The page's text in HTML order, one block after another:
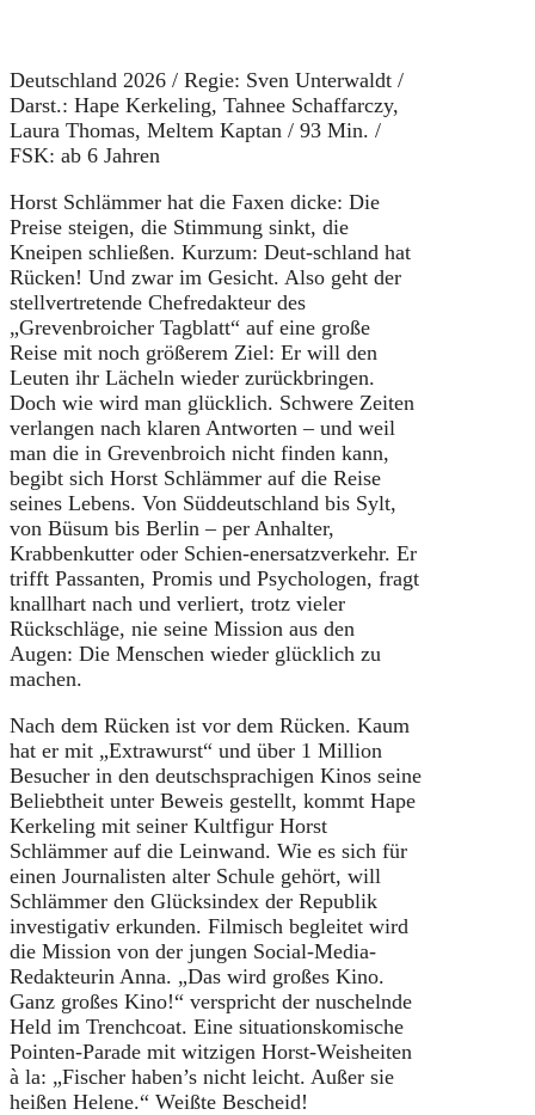
Deutschland 2026 / Regie: Sven Unterwaldt /
Darst.: Hape Kerkeling, Tahnee Schaffarczy,
Laura Thomas, Meltem Kaptan / 93 Min. /
FSK: ab 6 Jahren
Horst Schlämmer hat die Faxen dicke: Die
Preise steigen, die Stimmung sinkt, die
Kneipen schließen. Kurzum: Deut-schland hat
Rücken! Und zwar im Gesicht. Also geht der
stellvertretende Chefredakteur des
„Grevenbroicher Tagblatt“ auf eine große
Reise mit noch größerem Ziel: Er will den
Leuten ihr Lächeln wieder zurückbringen.
Doch wie wird man glücklich. Schwere Zeiten
verlangen nach klaren Antworten – und weil
man die in Grevenbroich nicht finden kann,
begibt sich Horst Schlämmer auf die Reise
seines Lebens. Von Süddeutschland bis Sylt,
von Büsum bis Berlin – per Anhalter,
Krabbenkutter oder Schien-enersatzverkehr. Er
trifft Passanten, Promis und Psychologen, fragt
knallhart nach und verliert, trotz vieler
Rückschläge, nie seine Mission aus den
Augen: Die Menschen wieder glücklich zu
machen.
Nach dem Rücken ist vor dem Rücken. Kaum
hat er mit „Extrawurst“ und über 1 Million
Besucher in den deutschsprachigen Kinos seine
Beliebtheit unter Beweis gestellt, kommt Hape
Kerkeling mit seiner Kultfigur Horst
Schlämmer auf die Leinwand. Wie es sich für
einen Journalisten alter Schule gehört, will
Schlämmer den Glücksindex der Republik
investigativ erkunden. Filmisch begleitet wird
die Mission von der jungen Social-Media-
Redakteurin Anna. „Das wird großes Kino.
Ganz großes Kino!“ verspricht der nuschelnde
Held im Trenchcoat. Eine situationskomische
Pointen-Parade mit witzigen Horst-Weisheiten
à la: „Fischer haben’s nicht leicht. Außer sie
heißen Helene.“ Weißte Bescheid!